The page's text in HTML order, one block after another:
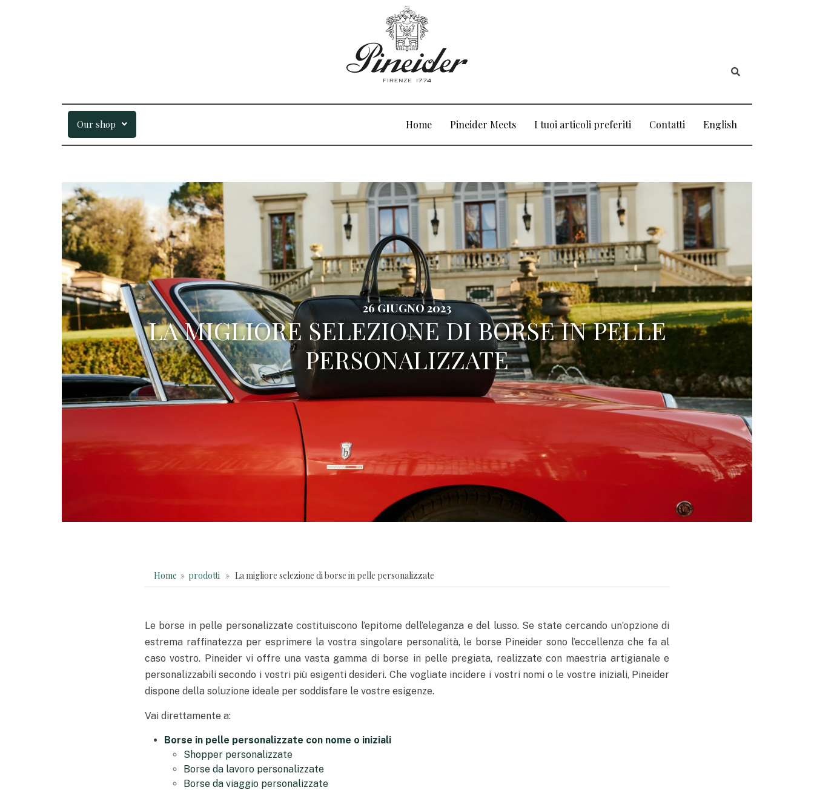
Our shop Home Pineider Meets I tuoi articoli preferiti Contatti English
26 GIUGNO 2023
LA MIGLIORE SELEZIONE DI BORSE IN PELLE
PERSONALIZZATE
Home » prodotti » La migliore selezione di borse in pelle personalizzate
Le borse in pelle personalizzate costituiscono l’epitome dell’eleganza e del lusso. Se state cercando un’opzione di
estrema raffinatezza per esprimere la vostra singolare personalità, le borse Pineider sono l’eccellenza che fa al
caso vostro. Pineider vi offre una vasta gamma di borse in pelle pregiata, realizzate con maestria artigianale e
personalizzabili secondo i vostri più esigenti desideri. Che vogliate incidere i vostri nomi o le vostre iniziali, Pineider
dispone della soluzione ideale per soddisfare le vostre esigenze.
Vai direttamente a:
Borse in pelle personalizzate con nome o iniziali
Shopper personalizzate
Borse da lavoro personalizzate
Borse da viaggio personalizzate